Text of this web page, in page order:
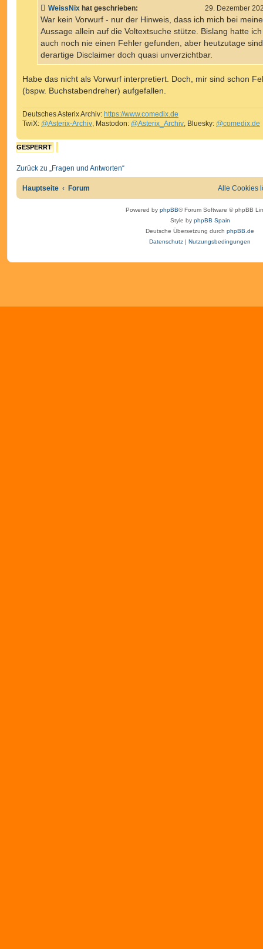
r
a
WeissNix hat geschrieben: 29. Dezember
War kein Vorwurf - nur der Hinweis, dass ich mich bei
Aussage allein auf die Voltextsuche stütze. Bislang hatte
auch noch nie einen Fehler gefunden, aber heutzutage sind
derartige Disclaimer doch quasi unverzichtbar.
Habe das nicht als Vorwurf interpretiert. Doch, mir sind schon
(bspw. Buchstabendreher) aufgefallen.
Deutsches Asterix Archiv: https://www.comedix.de
TwiX: @Asterix-Archiv, Mastodon: @Asterix_Archiv, Bluesky: @comedix.de
GESPERRT
Zurück zu „Fragen und Antworten“
Hauptseite Forum Alle Cookies
Powered by phpBB® Forum Software © phpBB
Style by phpBB Spain
Deutsche Übersetzung durch phpBB.de
Datenschutz | Nutzungsbedingungen